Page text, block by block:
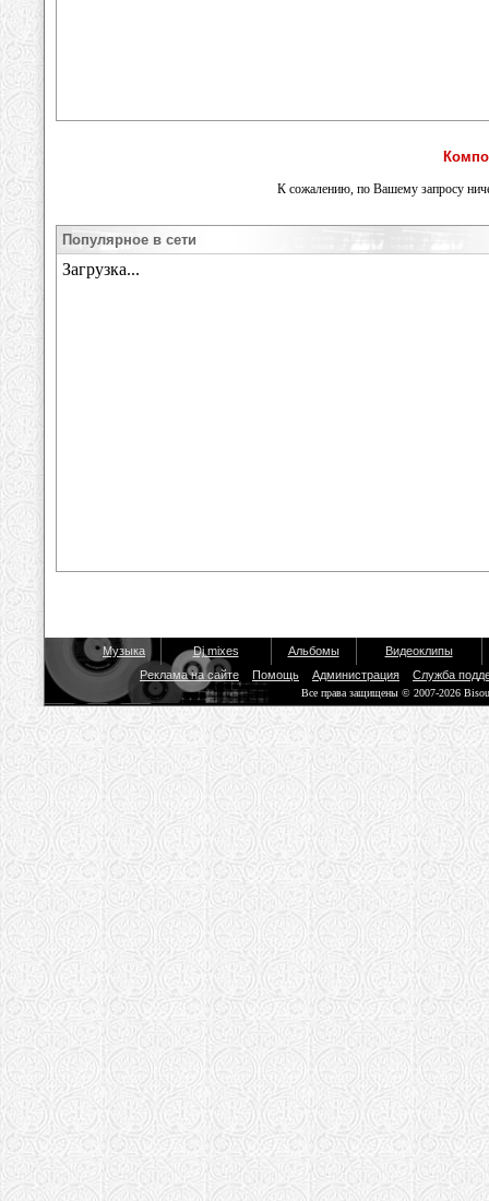
К сожалению, по Вашему запросу
Популярное в сети
Музыка Dj mixes Альбомы
Видеоклипы
Реклама на сайте
Помощь Администрация Служба
Все права защищены © 2007-2026